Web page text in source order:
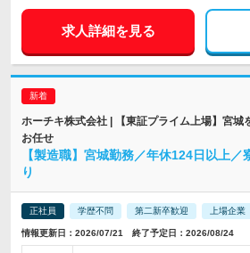
求人詳細を見る
ホーチキ株式会社 | 【東証プライム上場】宮城
お任せ
【製造職】宮城勤務／年休124日以上
り
正社員 学歴不問 第二新卒歓迎 上場企業
情報更新日：2026/07/21 終了予定日：2026/08/24